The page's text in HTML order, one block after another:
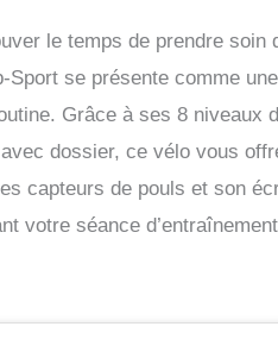
le temps de prendre soin
Sport se présente comme
Grâce à ses 8 niveaux
dossier, ce vélo vous
capteurs de pouls et son
votre séance